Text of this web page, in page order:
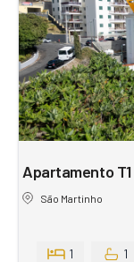
Apartamento T1
São Martinho
1 1